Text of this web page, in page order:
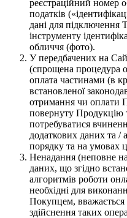
реєстраційний номер
податків
дані для підключення
інструменту
обличчя (фото).
У передбачених на
(спрощена процедура
оплата частинами (в
встановленої
отримання чи оплати
повернуту
потребуватися
додаткових даних та /
порядку та на умовах
Ненадання (неповне
даних, що згідно
алгоритмів роботи
необхідні для
Покупцем,
здійснення таких